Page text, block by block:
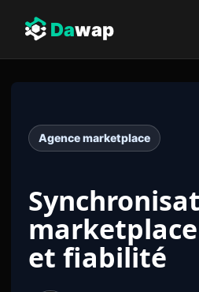
Dawap
Agence marketplace
et fiabilité